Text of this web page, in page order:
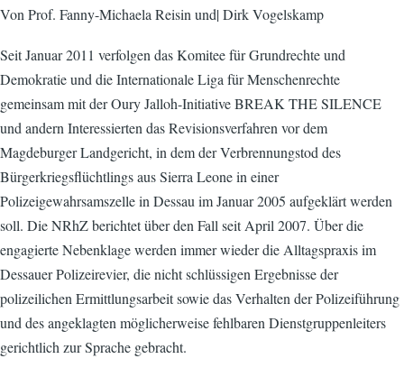
Von Prof. Fanny-Michaela Reisin und| Dirk Vogelskamp
Seit Januar 2011 verfolgen das Komitee für Grundrechte und
Demokratie und die Internationale Liga für Menschenrechte
gemeinsam mit der Oury Jalloh-Initiative BREAK THE SILENCE
und andern Interessierten das Revisionsverfahren vor dem
Magdeburger Landgericht, in dem der Verbrennungstod des
Bürgerkriegsflüchtlings aus Sierra Leone in einer
Polizeigewahrsamszelle in Dessau im Januar 2005 aufgeklärt werden
soll. Die NRhZ berichtet über den Fall seit April 2007. Über die
engagierte Nebenklage werden immer wieder die Alltagspraxis im
Dessauer Polizeirevier, die nicht schlüssigen Ergebnisse der
polizeilichen Ermittlungsarbeit sowie das Verhalten der Polizeiführung
und des angeklagten möglicherweise fehlbaren Dienstgruppenleiters
gerichtlich zur Sprache gebracht.